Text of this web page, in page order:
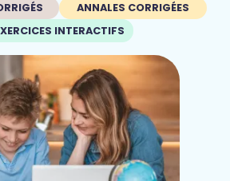
ANNALES CORRIGÉES
INTERACTIFS